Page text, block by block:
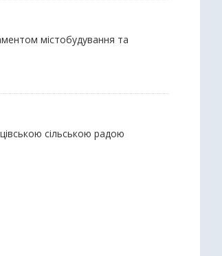
містобудування та
сільською радою